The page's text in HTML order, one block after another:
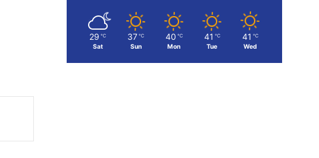
29 ℃
Sat
37 ℃
Sun
40 ℃
Mon
41 ℃
Tue
41 ℃
Wed